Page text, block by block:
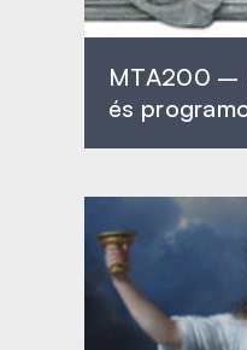
MTA200 –
és